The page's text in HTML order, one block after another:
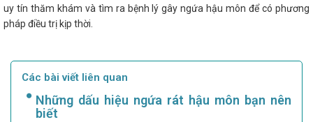
uy tín thăm khám và tìm ra bệnh lý gây ngứa hậu môn để có phương
pháp điều trị kịp thời.
Các bài viết liên quan
Những dấu hiệu ngứa rát hậu môn bạn nên
biết